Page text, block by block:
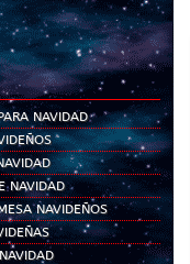
NAVIDAD
NAVIDAD
NAVIDEÑOS